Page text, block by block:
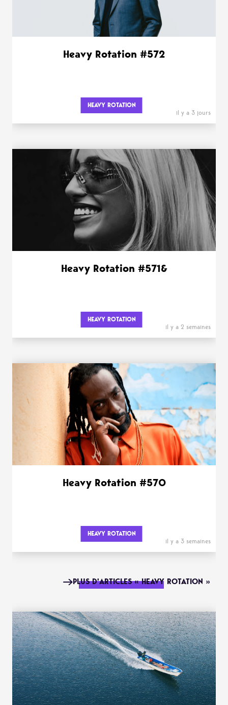
Heavy Rotation #572
HEAVY ROTATION
il y a 3 jours
Heavy Rotation #571&
HEAVY ROTATION
il y a 2 semaines
Heavy Rotation #570
HEAVY ROTATION
il y a 3 semaines
PLUS D'ARTICLES « HEAVY ROTATION »